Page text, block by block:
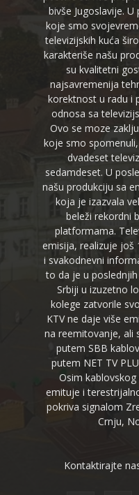
bivše Jugoslavije.
koje smo
televizijskih kuća
karakteriše našu
su kvalitetni
najsavremenija
korektnost u radu i
odnosa sa
Ovo se moze
koje smo
dvadeset
sedamdeset. U
našu produkciju sa
koja je izazvala
beleži rekordni
platformama.
emisija, realizuje još
i svakodnevni
to da je u
Srbiji u izuzetno
kolege zatvorile
KTV ne daje više
na reemitovanje, ali
putem SBB
putem NET TV
Osim
emituje i
pokriva signalom
Crnju,
Kontaktirajte